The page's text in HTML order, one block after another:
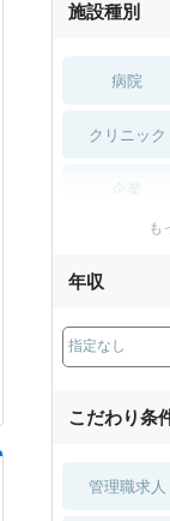
施設種別
病院
クリニック
薬局・
も
年収
こだわり条
管理職求人